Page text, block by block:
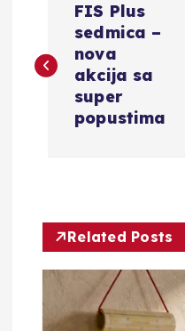
v
a
c
FIS Plus
sedmica –
nova
akcija sa
super
popustima
Related Posts